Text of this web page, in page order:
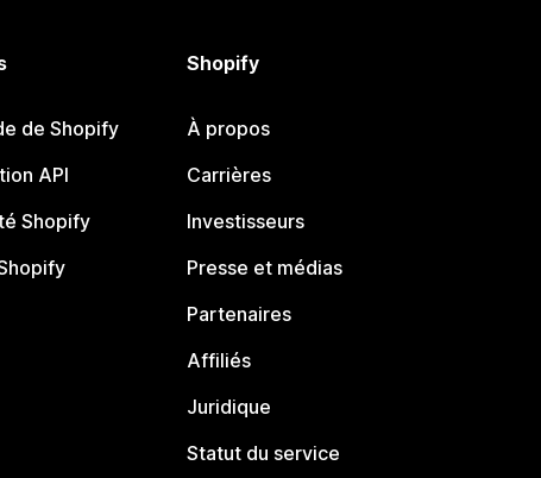
de Shopify
API
Shopify
Shopify
À propos
Carrières
Investisseurs
Presse et médias
Partenaires
Affiliés
Juridique
Statut du service